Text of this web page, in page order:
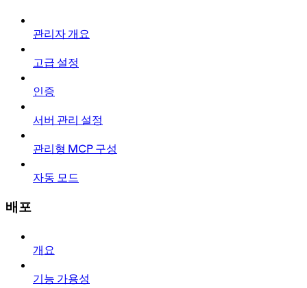
관리자 개요
고급 설정
인증
서버 관리 설정
관리형 MCP 구성
자동 모드
배포
개요
기능 가용성